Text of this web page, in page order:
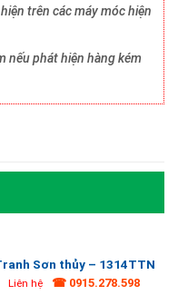
trên các máy móc hiện
nếu phát hiện hàng kém
Sơn thủy – 1314TTN
Liên hệ ☎ 0915.278.598